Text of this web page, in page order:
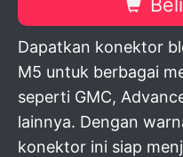
Dapatkan konektor
M5 untuk berbagai
seperti GMC,
lainnya. Dengan
konektor ini siap